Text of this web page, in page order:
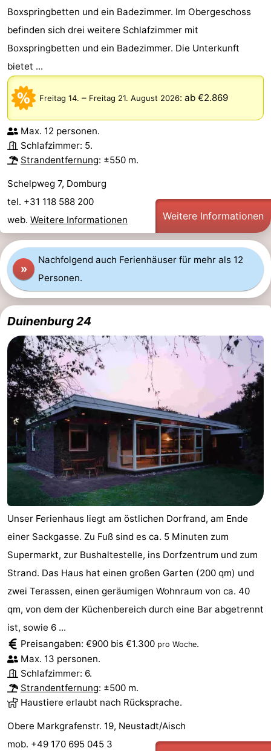
Frühstück)
Strand
Sehen
&
tun
-
Museen
Denkmäler
-
Mühlen
-
Aussichtspunkte
Attraktionen
-
Spielplätze
-
Indoor-
Spielplätze
-
Bowling
-
Minigolfplätze
Wellness-
Zentren
Dörfer
&
Städte
Natur
Führungen
Sport
-
Schwimmbader
Radfahren
-
Wandern
-
Reiten
-
Reitschulen
-
Golfplatze
-
Sportangeln
Mondriaan
Toorop
und
Veranstaltungen
Boxspringbetten und ein Badezimmer. Im Obergeschoss
befinden sich drei weitere Schlafzimmer mit
Boxspringbetten und ein Badezimmer. Die Unterkunft
bietet ...
Freitag 14. – Freitag 21. August 2026: ab €2.869
Max. 12 personen.
Schlafzimmer: 5.
Strandentfernung: ±550 m.
Schelpweg 7, Domburg
tel. +31 118 588 200
web. Weitere Informationen Weitere Informationen
»
Nachfolgend auch Ferienhäuser für mehr als 12
Personen.
Duinenburg 24
Unser Ferienhaus liegt am östlichen Dorfrand, am Ende
einer Sackgasse. Zu Fuß sind es ca. 5 Minuten zum
Supermarkt, zur Bushaltestelle, ins Dorfzentrum und zum
Strand. Das Haus hat einen großen Garten (200 qm) und
zwei Terassen, einen geräumigen Wohnraum von ca. 40
qm, von dem der Küchenbereich durch eine Bar abgetrennt
ist, sowie 6 ...
Preisangaben: €900 bis €1.300 pro Woche.
Max. 13 personen.
Schlafzimmer: 6.
Strandentfernung: ±500 m.
Haustiere erlaubt nach Rücksprache.
Obere Markgrafenstr. 19, Neustadt/Aisch
mob. +49 170 695 045 3